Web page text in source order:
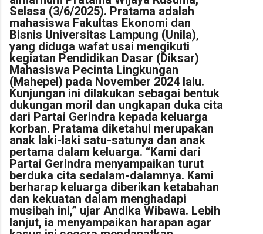
Selasa (3/6/2025). Pratama adalah
mahasiswa Fakultas Ekonomi dan
Bisnis Universitas Lampung (Unila),
yang diduga wafat usai mengikuti
kegiatan Pendidikan Dasar (Diksar)
Mahasiswa Pecinta Lingkungan
(Mahepel) pada November 2024 lalu.
Kunjungan ini dilakukan sebagai bentuk
dukungan moril dan ungkapan duka cita
dari Partai Gerindra kepada keluarga
korban. Pratama diketahui merupakan
anak laki-laki satu-satunya dan anak
pertama dalam keluarga. “Kami dari
Partai Gerindra menyampaikan turut
berduka cita sedalam-dalamnya. Kami
berharap keluarga diberikan ketabahan
dan kekuatan dalam menghadapi
musibah ini,” ujar Andika Wibawa. Lebih
lanjut, ia menyampaikan harapan agar